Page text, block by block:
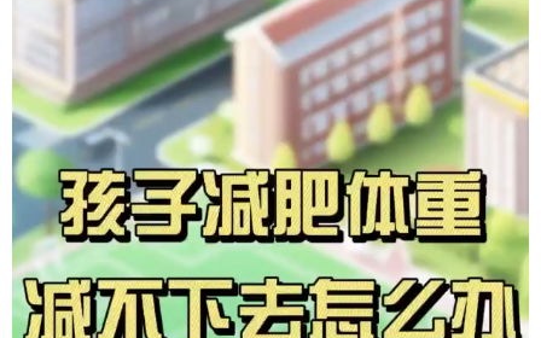
溯源中国 城市 旅游 能源
会展 彩票 娱乐 时尚
悦读 公益 书画 一带一路
亚太网 上市公司 投教基地
地方频道